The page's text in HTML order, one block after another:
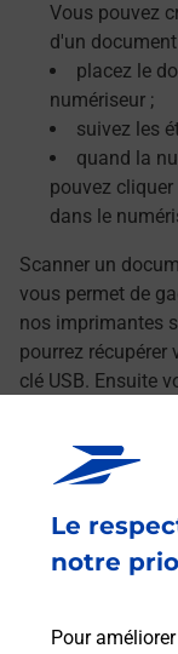
Le
notre
Pour
Vous pouvez
d'un
placez le
numériseur ;
suivez les
quand la
pouvez
dans le
Scanner un
vous permet de
nos imprimantes
pourrez récupérer
clé USB. Ensuite
Le lien s'ouvre